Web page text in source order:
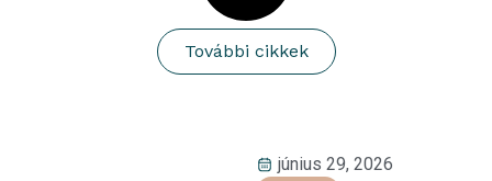
További cikkek
június 29, 2026